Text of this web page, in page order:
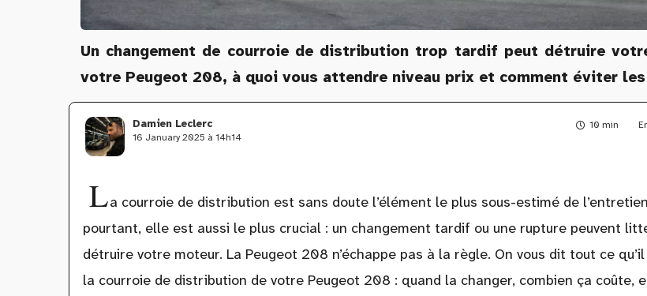
Un changement de courroie de distribution trop tardif peut détruire
votre Peugeot 208, à quoi vous attendre niveau prix et comment éviter
10 min
Damien Leclerc
16 January 2025 à 14h14
La courroie de distribution est sans doute l’élément le plus sous-estimé de
pourtant, elle est aussi le plus crucial : un changement tardif ou une rupture peuvent
détruire votre moteur. La Peugeot 208 n’échappe pas à la règle. On vous dit tout ce
la courroie de distribution de votre Peugeot 208 : quand la changer, combien ça coûte,